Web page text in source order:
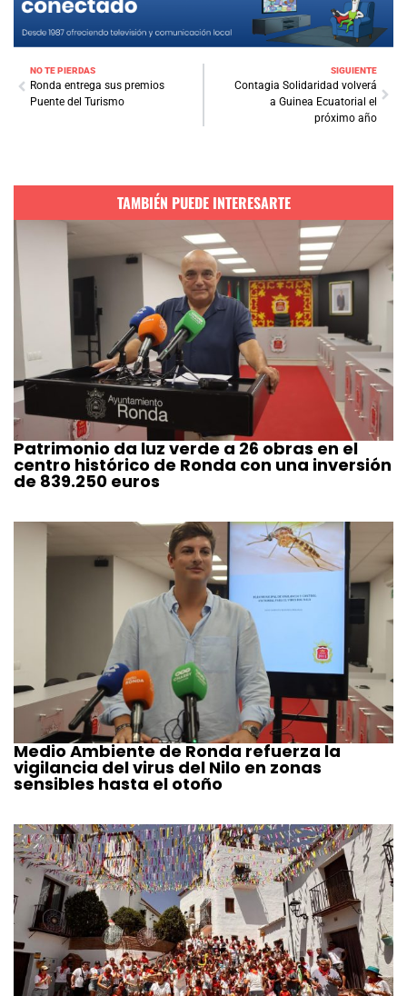
NO TE PIERDAS
Ronda entrega sus premios
Puente del Turismo
SIGUIENTE
Contagia Solidaridad volverá
a Guinea Ecuatorial el
próximo año
TAMBIÉN PUEDE INTERESARTE
Patrimonio da luz verde a 26 obras en el
centro histórico de Ronda con una inversión
de 839.250 euros
Medio Ambiente de Ronda refuerza la
vigilancia del virus del Nilo en zonas
sensibles hasta el otoño